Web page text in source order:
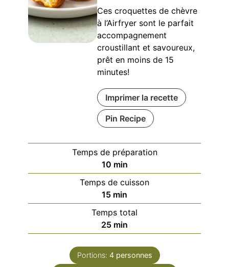
Ces croquettes de chèvre
à l’Airfryer sont le parfait
accompagnement
croustillant et savoureux,
prêt en moins de 15
minutes!
Imprimer la recette
Pin Recipe
Temps de préparation
10minutes
min
Temps de cuisson
15minutes
min
Temps total
25minutes
min
Portions: 4 personnes